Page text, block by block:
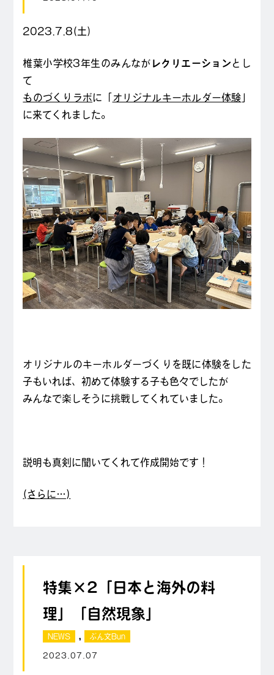
2023.7.8(土）
椎葉小学校3年生のみんなが レクリエーション とし
て
ものづくりラボに「 オリジナルキーホルダー体験
に来てくれました。
オリジナルのキーホルダーづくりを既に体験をした
子もいれば、初めて体験する子も色々でしたが
みんなで楽しそうに挑戦してくれていました。
説明も真剣に聞いてくれて作成開始です！
(さらに…)
特集×2「日本と海外の料
理」「自然現象」
NEWS , ぶん文Bun
2023.07.07